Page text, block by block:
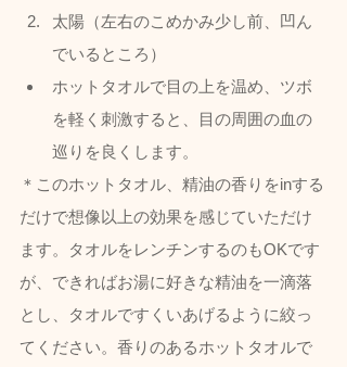
太陽（左右のこめかみ少し前、凹ん
でいるところ）
ホットタオルで目の上を温め、ツボ
を軽く刺激すると、目の周囲の血の
巡りを良くします。
＊このホットタオル、精油の香りをinする
だけで想像以上の効果を感じていただけ
ます。タオルをレンチンするのもOKです
が、できればお湯に好きな精油を一滴落
とし、タオルですくいあげるように絞っ
てください。香りのあるホットタオルで